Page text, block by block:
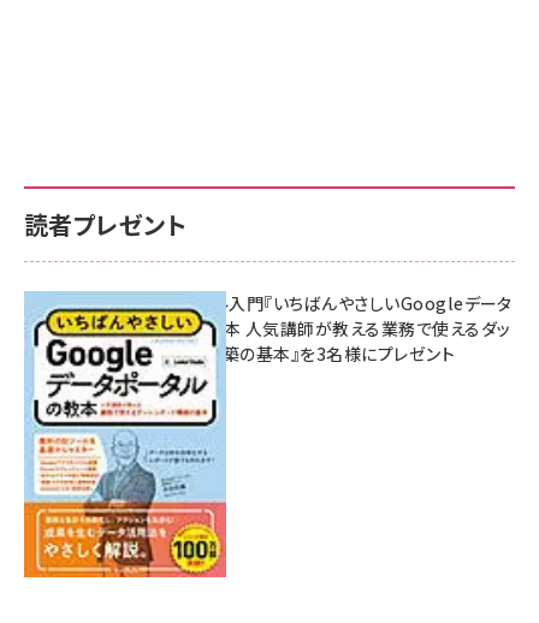
読者プレゼント
無料BIツール入門『いちばんやさしいGoogleデータ
ポータルの教本 人気講師が教える業務で使えるダッ
シュボード構築の基本』を3名様にプレゼント
7月31日 10:00